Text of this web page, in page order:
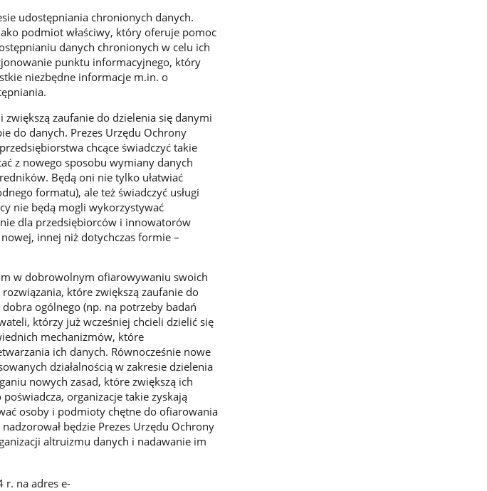
udostępniania chronionych danych.
podmiot właściwy, który oferuje pomoc
danych chronionych w celu ich
punktu informacyjnego, który
niezbędne informacje m.in. o
zaufanie do dzielenia się danymi
do danych. Prezes Urzędu Ochrony
chcące świadczyć takie
z nowego sposobu wymiany danych
Będą oni nie tylko ułatwiać
formatu), ale też świadczyć usługi
nie będą mogli wykorzystywać
dla przedsiębiorców i innowatorów
innej niż dotychczas formie –
w dobrowolnym ofiarowywaniu swoich
które zwiększą zaufanie do
ogólnego (np. na potrzeby badań
którzy już wcześniej chcieli dzielić się
mechanizmów, które
ich danych. Równocześnie nowe
działalnością w zakresie dzielenia
nowych zasad, które zwiększą ich
organizacje takie zyskają
osoby i podmioty chętne do ofiarowania
będzie Prezes Urzędu Ochrony
altruizmu danych i nadawanie im
r. na adres e-